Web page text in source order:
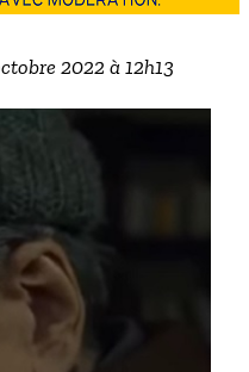
2022 à 12h13